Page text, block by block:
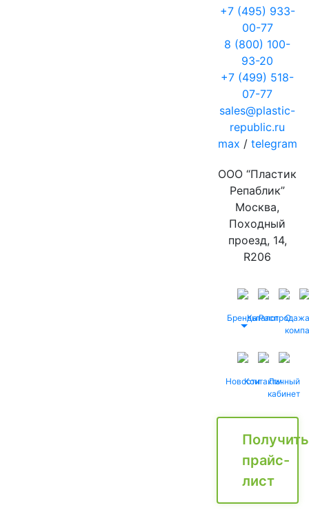
+7 (495) 933-
00-77
8 (800) 100-
93-20
+7 (499) 518-
07-77
sales@plastic-
republic.ru
max / telegram
ООО “Пластик
Репаблик”
Москва,
Походный
проезд, 14,
R206
БрендыКаталог
Распродажа
О
НовостиКонтактыЛичный
кабинет
Получить
прайс-
лист